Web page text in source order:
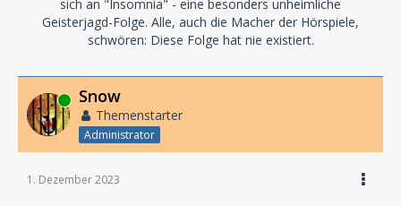
sich an "Insomnia" - eine besonders unheimliche
Geisterjagd-Folge. Alle, auch die Macher der Hörspiele,
schwören: Diese Folge hat nie existiert.
Online Snow
Themenstarter
Administrator
1. Dezember 2023